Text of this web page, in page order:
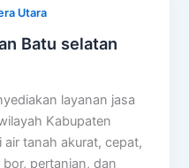
Utara
Batu selatan
layanan jasa
Kabupaten
air tanah akurat, cepat,
pertanian, dan